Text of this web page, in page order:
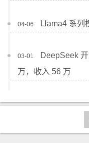
04-06 Llama4 系列
03-01
DeepSeek
万，收入 56 万